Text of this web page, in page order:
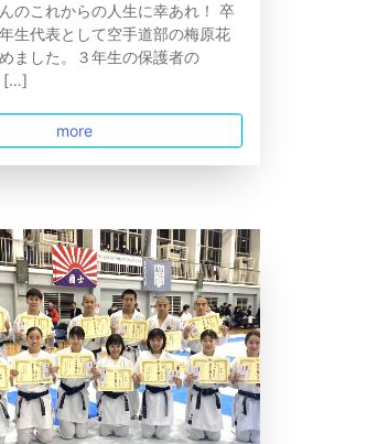
のこれからの人生に幸あれ！ 卒
生代表として空手道部の梅原花
ました。３年生の保護者の
[…]
more